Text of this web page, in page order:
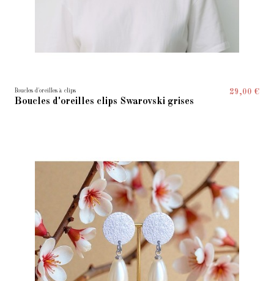
Boucles d'oreilles à clips
Boucles d'oreilles clips Swarovski grises
29,00 €